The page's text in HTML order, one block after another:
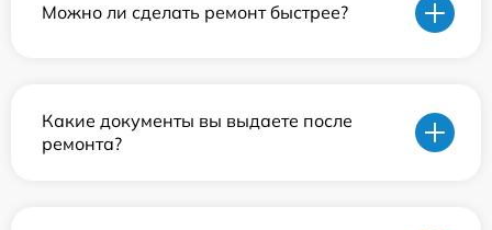
Можно ли сделать ремонт быстрее?
Какие документы вы выдаете после
ремонта?